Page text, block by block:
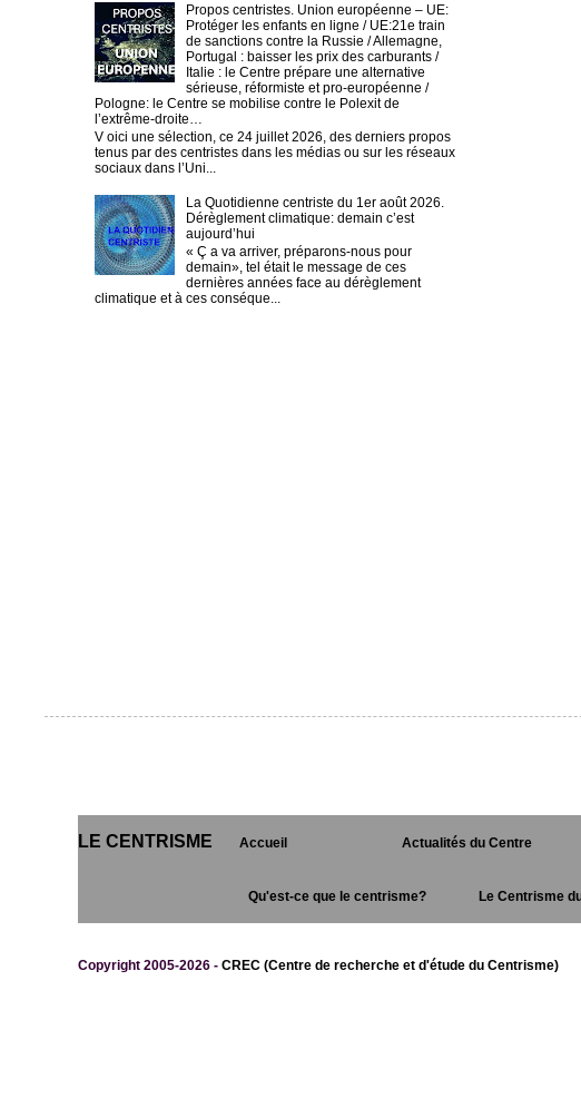
Propos centristes. Union européenne – UE:
Protéger les enfants en ligne / UE:21e train
de sanctions contre la Russie / Allemagne,
Portugal : baisser les prix des carburants /
Italie : le Centre prépare une alternative
sérieuse, réformiste et pro-européenne /
Pologne: le Centre se mobilise contre le Polexit de
l’extrême-droite…
V oici une sélection, ce 24 juillet 2026, des derniers propos
tenus par des centristes dans les médias ou sur les réseaux
sociaux dans l’Uni...
La Quotidienne centriste du 1er août 2026.
Dérèglement climatique: demain c’est
aujourd’hui
« Ç a va arriver, préparons-nous pour
demain», tel était le message de ces
dernières années face au dérèglement
climatique et à ces conséque...
LE CENTRISME Accueil Actualités du Centre
Qu'est-ce que le centrisme? Le Centrisme
Copyright 2005-2026 - CREC (Centre de recherche et d'étude du Centrisme)